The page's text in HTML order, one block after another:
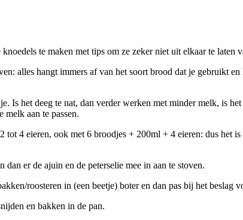
te maken met tips om ze zeker niet uit elkaar te laten
alles hangt immers af van het soort brood dat je gebruikt
Is het deeg te nat, dan verder werken met minder melk, is
melk aan te passen.
4 eieren, ook met 6 broodjes + 200ml + 4 eieren: dus het
er de ajuin en de peterselie mee in aan te stoven.
roosteren in (een beetje) boter en dan pas bij het beslag
en bakken in de pan.